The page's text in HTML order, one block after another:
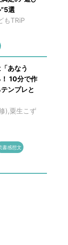
選
もTRiP
あなう
10分で作
ンプレと
),粟生こず
書感想文